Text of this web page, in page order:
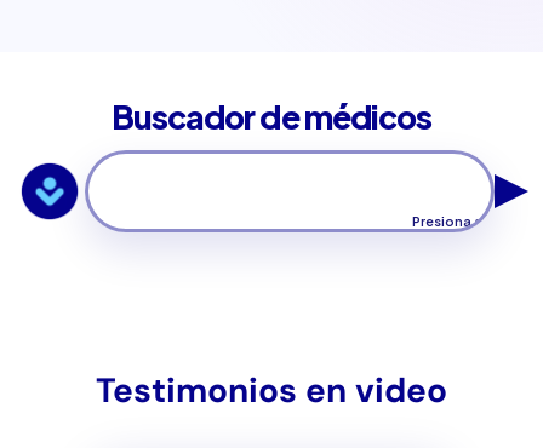
Buscador de médicos
Presiona aquí para
nuestros
Testimonios en video